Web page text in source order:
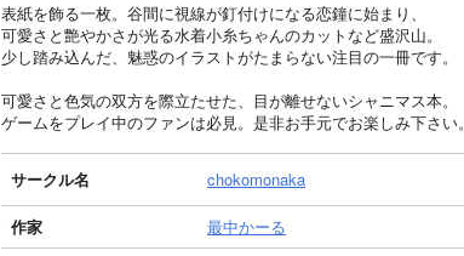
表紙を飾る一枚。谷間に視線が釘付けになる恋鐘に始まり、
可愛さと艶やかさが光る水着小糸ちゃんのカットなど盛沢山。
少し踏み込んだ、魅惑のイラストがたまらない注目の一冊です。
可愛さと色気の双方を際立たせた、目が離せないシャニマス本。
ゲームをプレイ中のファンは必見。是非お手元でお楽しみ下さい。
サークル名 chokomonaka
作家
最中かーる